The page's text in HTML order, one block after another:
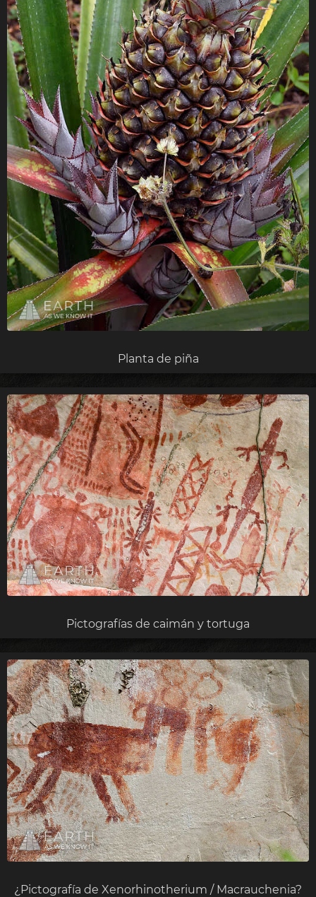
Planta de piña
Pictografías de caimán y tortuga
¿Pictografía de Xenorhinotherium / Macrauchenia?